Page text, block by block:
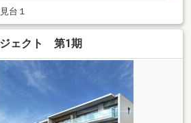
台１
ジェクト 第1期